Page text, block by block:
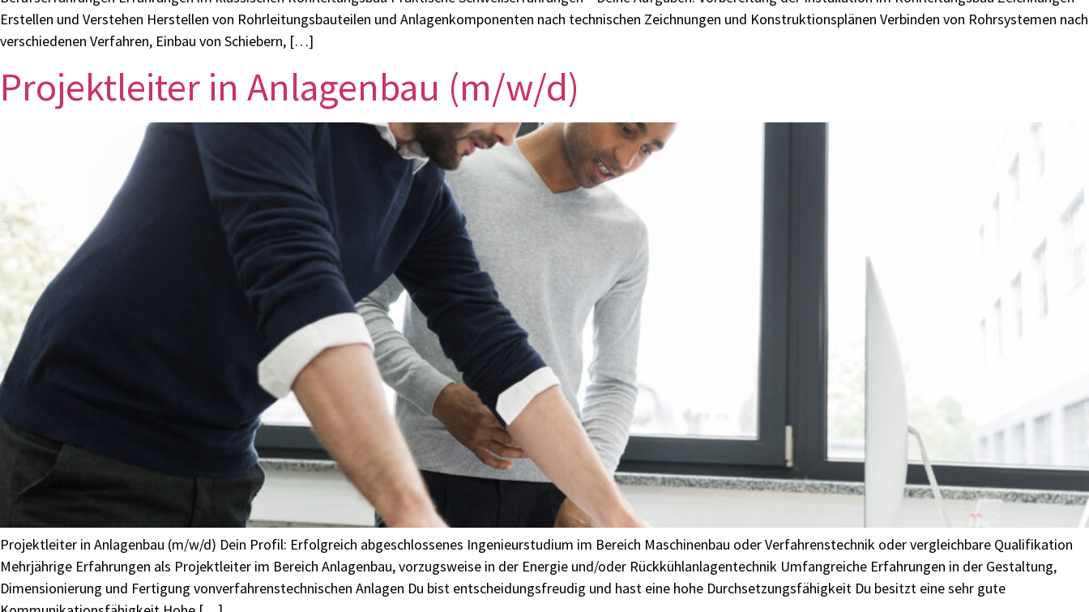
Erstellen und Verstehen Herstellen von Rohrleitungsbauteilen und Anlagenkomponenten nach technischen Zeichnungen und Konstruktionsplänen Verbinden von Rohrsystemen nach
verschiedenen Verfahren, Einbau von Schiebern, […]
Projektleiter in Anlagenbau (m/w/d)
Projektleiter in Anlagenbau (m/w/d) Dein Profil: Erfolgreich abgeschlossenes Ingenieurstudium im Bereich Maschinenbau oder Verfahrenstechnik oder vergleichbare Qualifikation
Mehrjährige Erfahrungen als Projektleiter im Bereich Anlagenbau, vorzugsweise in der Energie und/oder Rückkühlanlagentechnik Umfangreiche Erfahrungen in der Gestaltung,
Dimensionierung und Fertigung vonverfahrenstechnischen Anlagen Du bist entscheidungsfreudig und hast eine hohe Durchsetzungsfähigkeit Du besitzt eine sehr gute